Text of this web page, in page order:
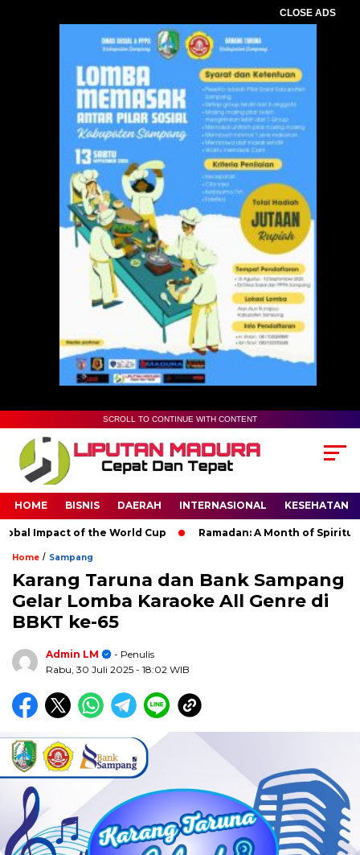
CLOSE ADS
SCROLL TO CONTINUE WITH CONTENT
HOME BISNIS DAERAH INTERNASIONAL KESEHATAN
Impact of the World Cup Ramadan: A Month of Spiritual
Home / Sampang
Karang Taruna dan Bank Sampang
Gelar Lomba Karaoke All Genre di
BBKT ke-65
Admin LM
- Penulis
Rabu, 30 Juli 2025 - 18:02 WIB